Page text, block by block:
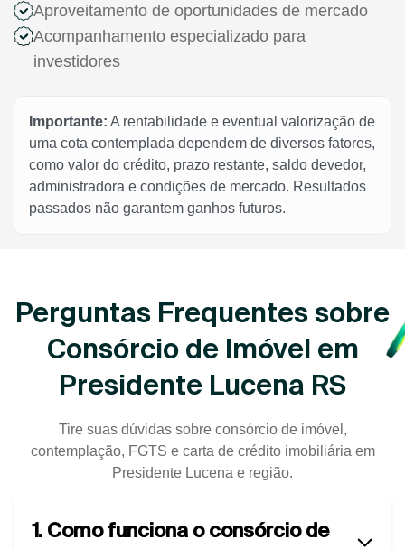
Aproveitamento de oportunidades de mercado
Acompanhamento especializado para
investidores
Importante: A rentabilidade e eventual valorização de
uma cota contemplada dependem de diversos fatores,
como valor do crédito, prazo restante, saldo devedor,
administradora e condições de mercado. Resultados
passados não garantem ganhos futuros.
Perguntas Frequentes sobre
Consórcio de Imóvel em
Presidente Lucena RS
Tire suas dúvidas sobre consórcio de imóvel,
contemplação, FGTS e carta de crédito imobiliária em
Presidente Lucena e região.
1. Como funciona o consórcio de